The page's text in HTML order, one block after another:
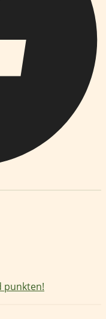
punkten!